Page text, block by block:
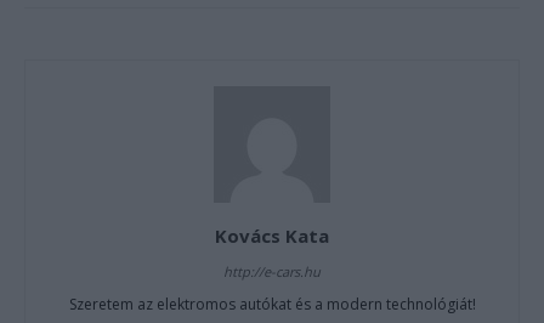
Kovács Kata
http://e-cars.hu
Szeretem az elektromos autókat és a modern technológiát!